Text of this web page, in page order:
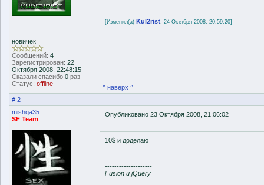
новичек
Сообщений: 4
Зарегистрирован: 22
Октября 2008, 22:48:15
Сказали спасибо 0 раз
Статус: offline
[Изменил(а) Kul2rist, 24 Октября 2008, 20:59:20]
^ наверх ^
# 2
mishqa35
SF Team
Опубликовано 23 Октября 2008, 21:06:02
10$ и доделаю
--------------------
Fusion и jQuery